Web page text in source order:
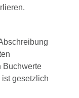
Buchwerte
gesetzlich